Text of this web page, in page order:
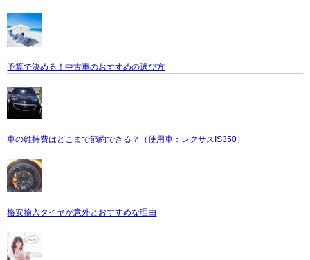
予算で決める！中古車のおすすめの選び方
車の維持費はどこまで節約できる？（使用車：レクサスIS350）
格安輸入タイヤが意外とおすすめな理由